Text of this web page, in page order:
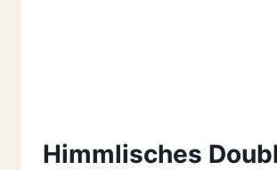
Himmlisches